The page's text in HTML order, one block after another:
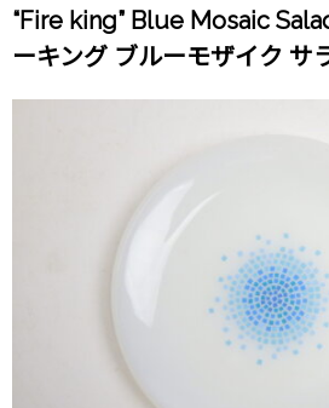
“Fire king” Blue Mosaic
ーキング ブルーモザイク サ